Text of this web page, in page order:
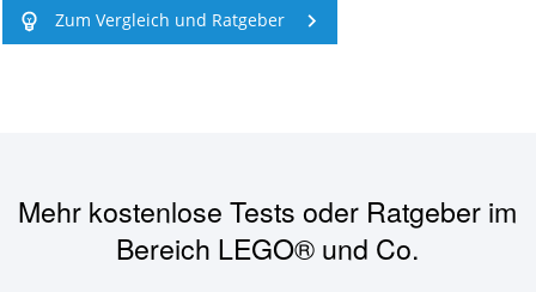
Zum Vergleich und Ratgeber
Mehr kostenlose Tests oder Ratgeber im
Bereich LEGO® und Co.